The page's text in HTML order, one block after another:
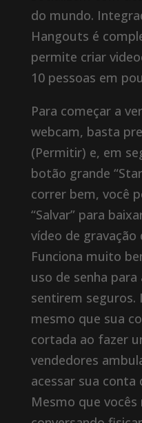
do mundo.
Hangouts é
permite criar
10 pessoas em
Para começar a
webcam, basta
(Permitir) e, em
botão grande
correr bem, você
“Salvar” para
vídeo de gravação
Funciona muito
uso de senha
sentirem seguros.
mesmo que sua
cortada ao fazer
vendedores
acessar sua conta
Mesmo que vocês